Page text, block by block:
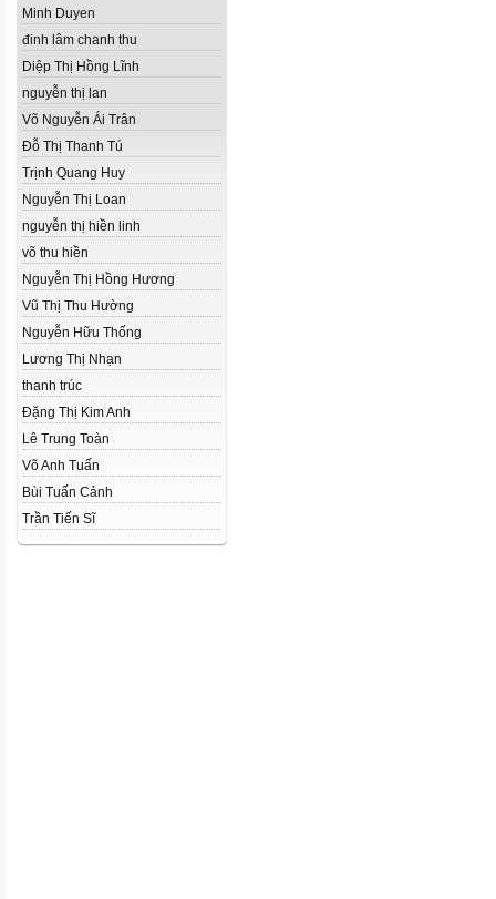
Minh Duyen
đinh lâm chanh thu
Diệp Thị Hồng Lĩnh
nguyễn thị lan
Võ Nguyễn Ái Trân
Đỗ Thị Thanh Tú
Trịnh Quang Huy
Nguyễn Thị Loan
nguyễn thị hiền linh
võ thu hiền
Nguyễn Thị Hồng Hương
Vũ Thị Thu Hường
Nguyễn Hữu Thống
Lương Thị Nhạn
thanh trúc
Đặng Thị Kim Anh
Lê Trung Toàn
Võ Anh Tuấn
Bùi Tuấn Cảnh
Trần Tiến Sĩ